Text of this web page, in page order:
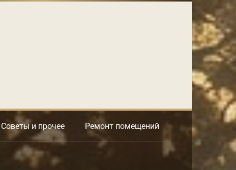
Советы и прочее Ремонт помещений